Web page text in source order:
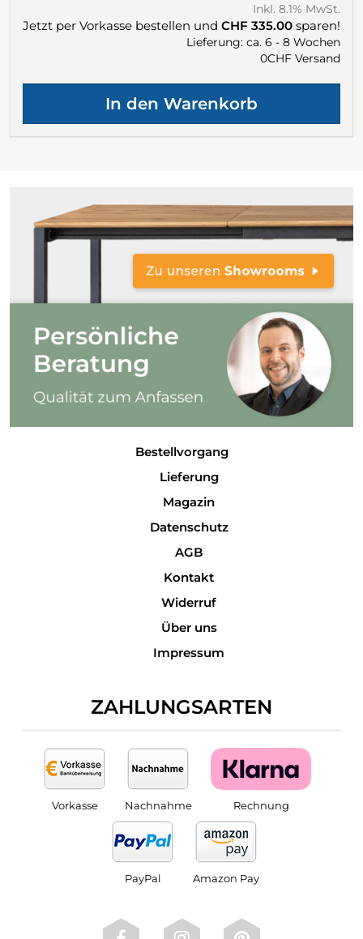
Inkl. 8.1% MwSt.
Jetzt per Vorkasse bestellen und CHF 335.00 sparen!
Lieferung: ca. 6 - 8 Wochen
0CHF Versand
Bestellvorgang
Lieferung
Magazin
Datenschutz
AGB
Kontakt
Widerruf
Über uns
Impressum
ZAHLUNGSARTEN
Vorkasse Nachnahme Rechnung
PayPal Amazon Pay